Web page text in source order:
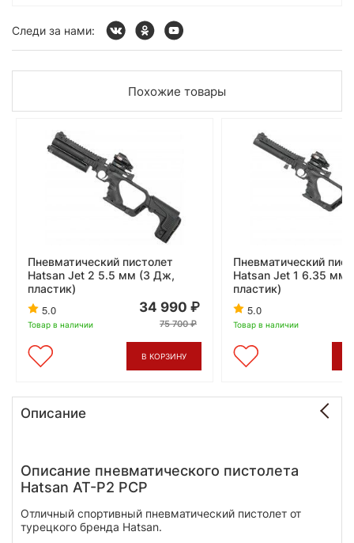
Следи за нами:
Похожие товары
Пневматический пистолет
Hatsan Jet 2 5.5 мм (3 Дж,
пластик)
5.0
Товар в наличии
34 990
75 700
В КОРЗИНУ
Пневматический
Hatsan Jet 1 6.35 мм
пластик)
5.0
Товар в наличии
Описание
Описание пневматического пистолета
Hatsan AT-P2 PCP
Отличный спортивный пневматический пистолет от
турецкого бренда Hatsan.